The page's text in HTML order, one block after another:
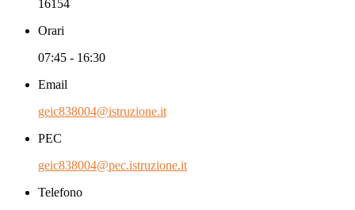
16154
Orari
07:45 - 16:30
Email
geic838004@istruzione.it
PEC
geic838004@pec.istruzione.it
Telefono